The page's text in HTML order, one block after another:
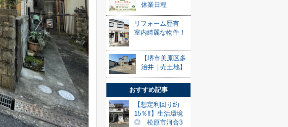
休業日程
リフォーム歴有
室内綺麗な物件！
【堺市美原区多
治井｜売土地】
おすすめ記事
【想定利回り約
15％‼】生活環境
◎ 松原市河合3